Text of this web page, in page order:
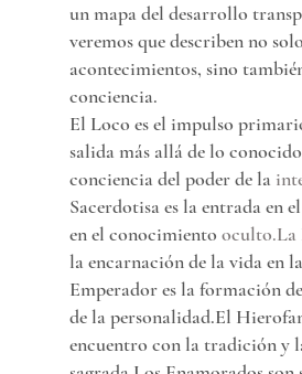
un mapa del desarrollo
veremos que describen no solo
acontecimientos, sino
conciencia.
El Loco es el impulso
salida más allá de lo
conciencia del poder de la
Sacerdotisa es la entrada en
en el conocimiento oculto.La
la encarnación de la vida en
Emperador es la formación
de la personalidad.El
encuentro con la tradición y